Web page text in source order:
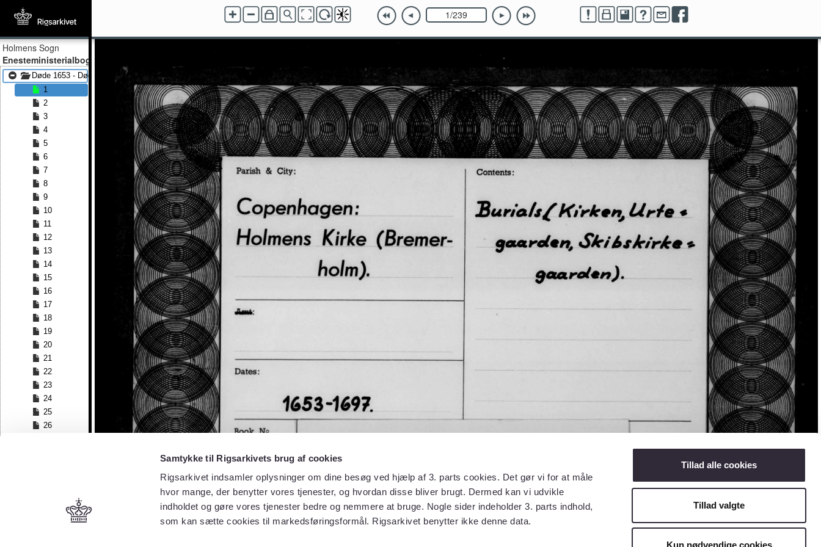
Samtykke til Rigsarkivets brug af cookies
Rigsarkivet indsamler oplysninger om dine besøg ved hjælp af 3. parts cookies. Det gør vi for at måle
hvor mange, der benytter vores tjenester, og hvordan disse bliver brugt. Dermed kan vi udvikle
indholdet og gøre vores tjenester bedre og nemmere at bruge. Nogle sider indeholder 3. parts indhold,
som kan sætte cookies til markedsføringsformål. Rigsarkivet benytter ikke denne data.
Tillad alle cookies
Tillad valgte
Kun nødvendige cookies
Holmens Sogn
Enesteministerialbog
Døde 1653 - Døde 1697
1
2
3
4
5
6
7
8
9
10
11
12
13
14
15
16
17
18
19
20
21
22
23
24
25
26